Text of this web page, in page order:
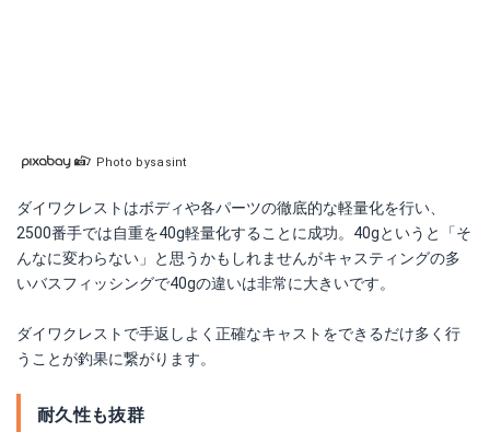
Photo bysasint
ダイワクレストはボディや各パーツの徹底的な軽量化を行い、
2500番手では自重を40g軽量化することに成功。40gというと「そ
んなに変わらない」と思うかもしれませんがキャスティングの多
いバスフィッシングで40gの違いは非常に大きいです。
ダイワクレストで手返しよく正確なキャストをできるだけ多く行
うことが釣果に繋がります。
耐久性も抜群